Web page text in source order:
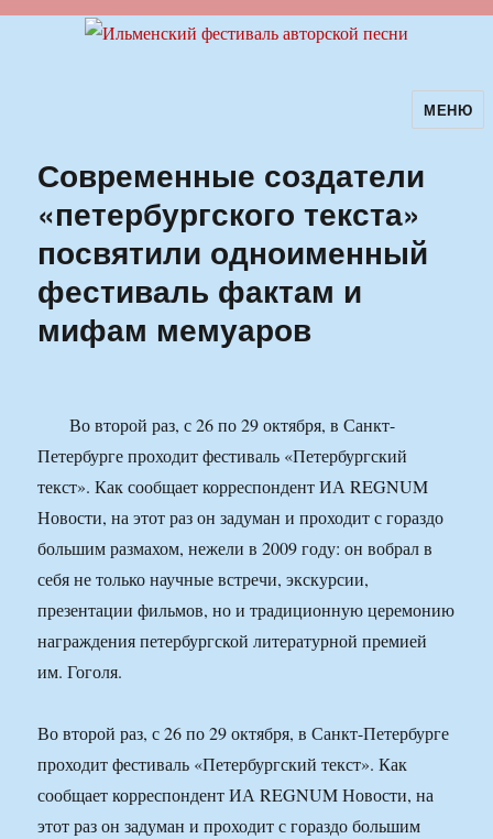
Ильменский фестиваль авторскойМЕНЮ
Современные создатели
«петербургского текста»
посвятили одноименный
фестиваль фактам и
мифам мемуаров
Во второй раз, с 26 по 29 октября, в Санкт-
Петербурге проходит фестиваль «Петербургский
текст». Как сообщает корреспондент ИА REGNUM
Новости, на этот раз он задуман и проходит с гораздо
большим размахом, нежели в 2009 году: он вобрал в
себя не только научные встречи, экскурсии,
презентации фильмов, но и традиционную церемонию
награждения петербургской литературной премией
им. Гоголя.
Во второй раз, с 26 по 29 октября, в Санкт-Петербурге
проходит фестиваль «Петербургский текст». Как
сообщает корреспондент ИА REGNUM Новости, на
этот раз он задуман и проходит с гораздо большим